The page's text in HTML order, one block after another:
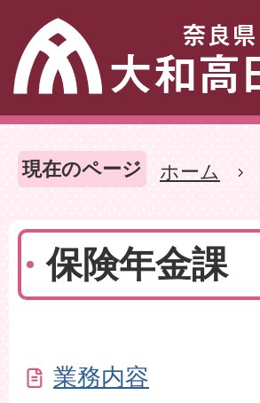
現在のページ ホーム
保険年金課
業務内容